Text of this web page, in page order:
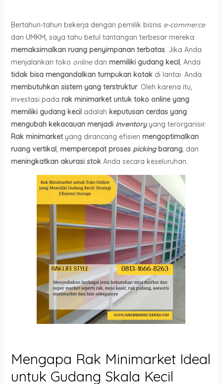
Bertahun-tahun bekerja dengan pemilik bisnis e-commerce
dan UMKM, saya tahu betul tantangan terbesar mereka:
memaksimalkan ruang penyimpanan terbatas. Jika Anda
menjalankan toko onlinedan memiliki gudang kecil, Anda
tidak bisa mengandalkan tumpukan kotakdi lantai. Anda
membutuhkan sistem yang terstruktur. Oleh karena itu,
investasi pada rak minimarket untuk toko online yang
memiliki gudang keciladalah keputusan cerdas yang
mengubah kekacauan menjadi inventoryyang terorganisir.
Rak minimarketyang dirancang efisien mengoptimalkan
ruang vertikal, mempercepat proses pickingbarang, dan
meningkatkan akurasi stokAnda secara keseluruhan.
Mengapa Rak Minimarket Ideal
untuk Gudang Skala Kecil